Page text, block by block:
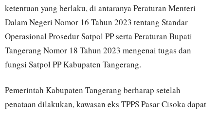
ketentuan yang berlaku, di antaranya Peraturan Menteri
Dalam Negeri Nomor 16 Tahun 2023 tentang Standar
Operasional Prosedur Satpol PP serta Peraturan Bupati
Tangerang Nomor 18 Tahun 2023 mengenai tugas dan
fungsi Satpol PP Kabupaten Tangerang.
Pemerintah Kabupaten Tangerang berharap setelah
penataan dilakukan, kawasan eks TPPS Pasar Cisoka dapat